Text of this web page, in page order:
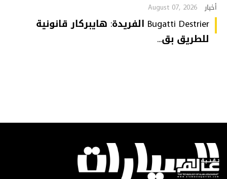
أخبار August 07, 2026
Bugatti Destrier الفريدة: هايبركار قانونية
للطريق بق...